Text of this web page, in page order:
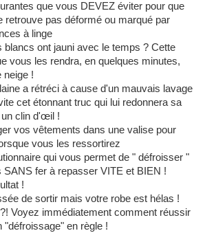
que vous DEVEZ éviter pour que
retrouve pas déformé ou marqué par
à linge
blancs ont jauni avec le temps ? Cette
vous les rendra, en quelques minutes,
neige !
a rétréci à cause d'un mauvais lavage
cet étonnant truc qui lui redonnera sa
un clin d'œil !
vos vêtements dans une valise pour
vous les ressortirez
qui vous permet de " défroisser "
fer à repasser VITE et BIEN !
!
de sortir mais votre robe est hélas !
Voyez immédiatement comment réussir
"défroissage" en règle !